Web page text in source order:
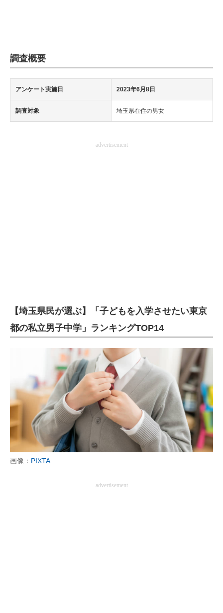
ちょっと気になるネットの話題
調査概要
アンケート実施日 2023年6月8日
調査対象 埼玉県在住の男女
advertisement
【埼玉県民が選ぶ】「子どもを入学させたい東京
都の私立男子中学」ランキングTOP14
画像： PIXTA
advertisement